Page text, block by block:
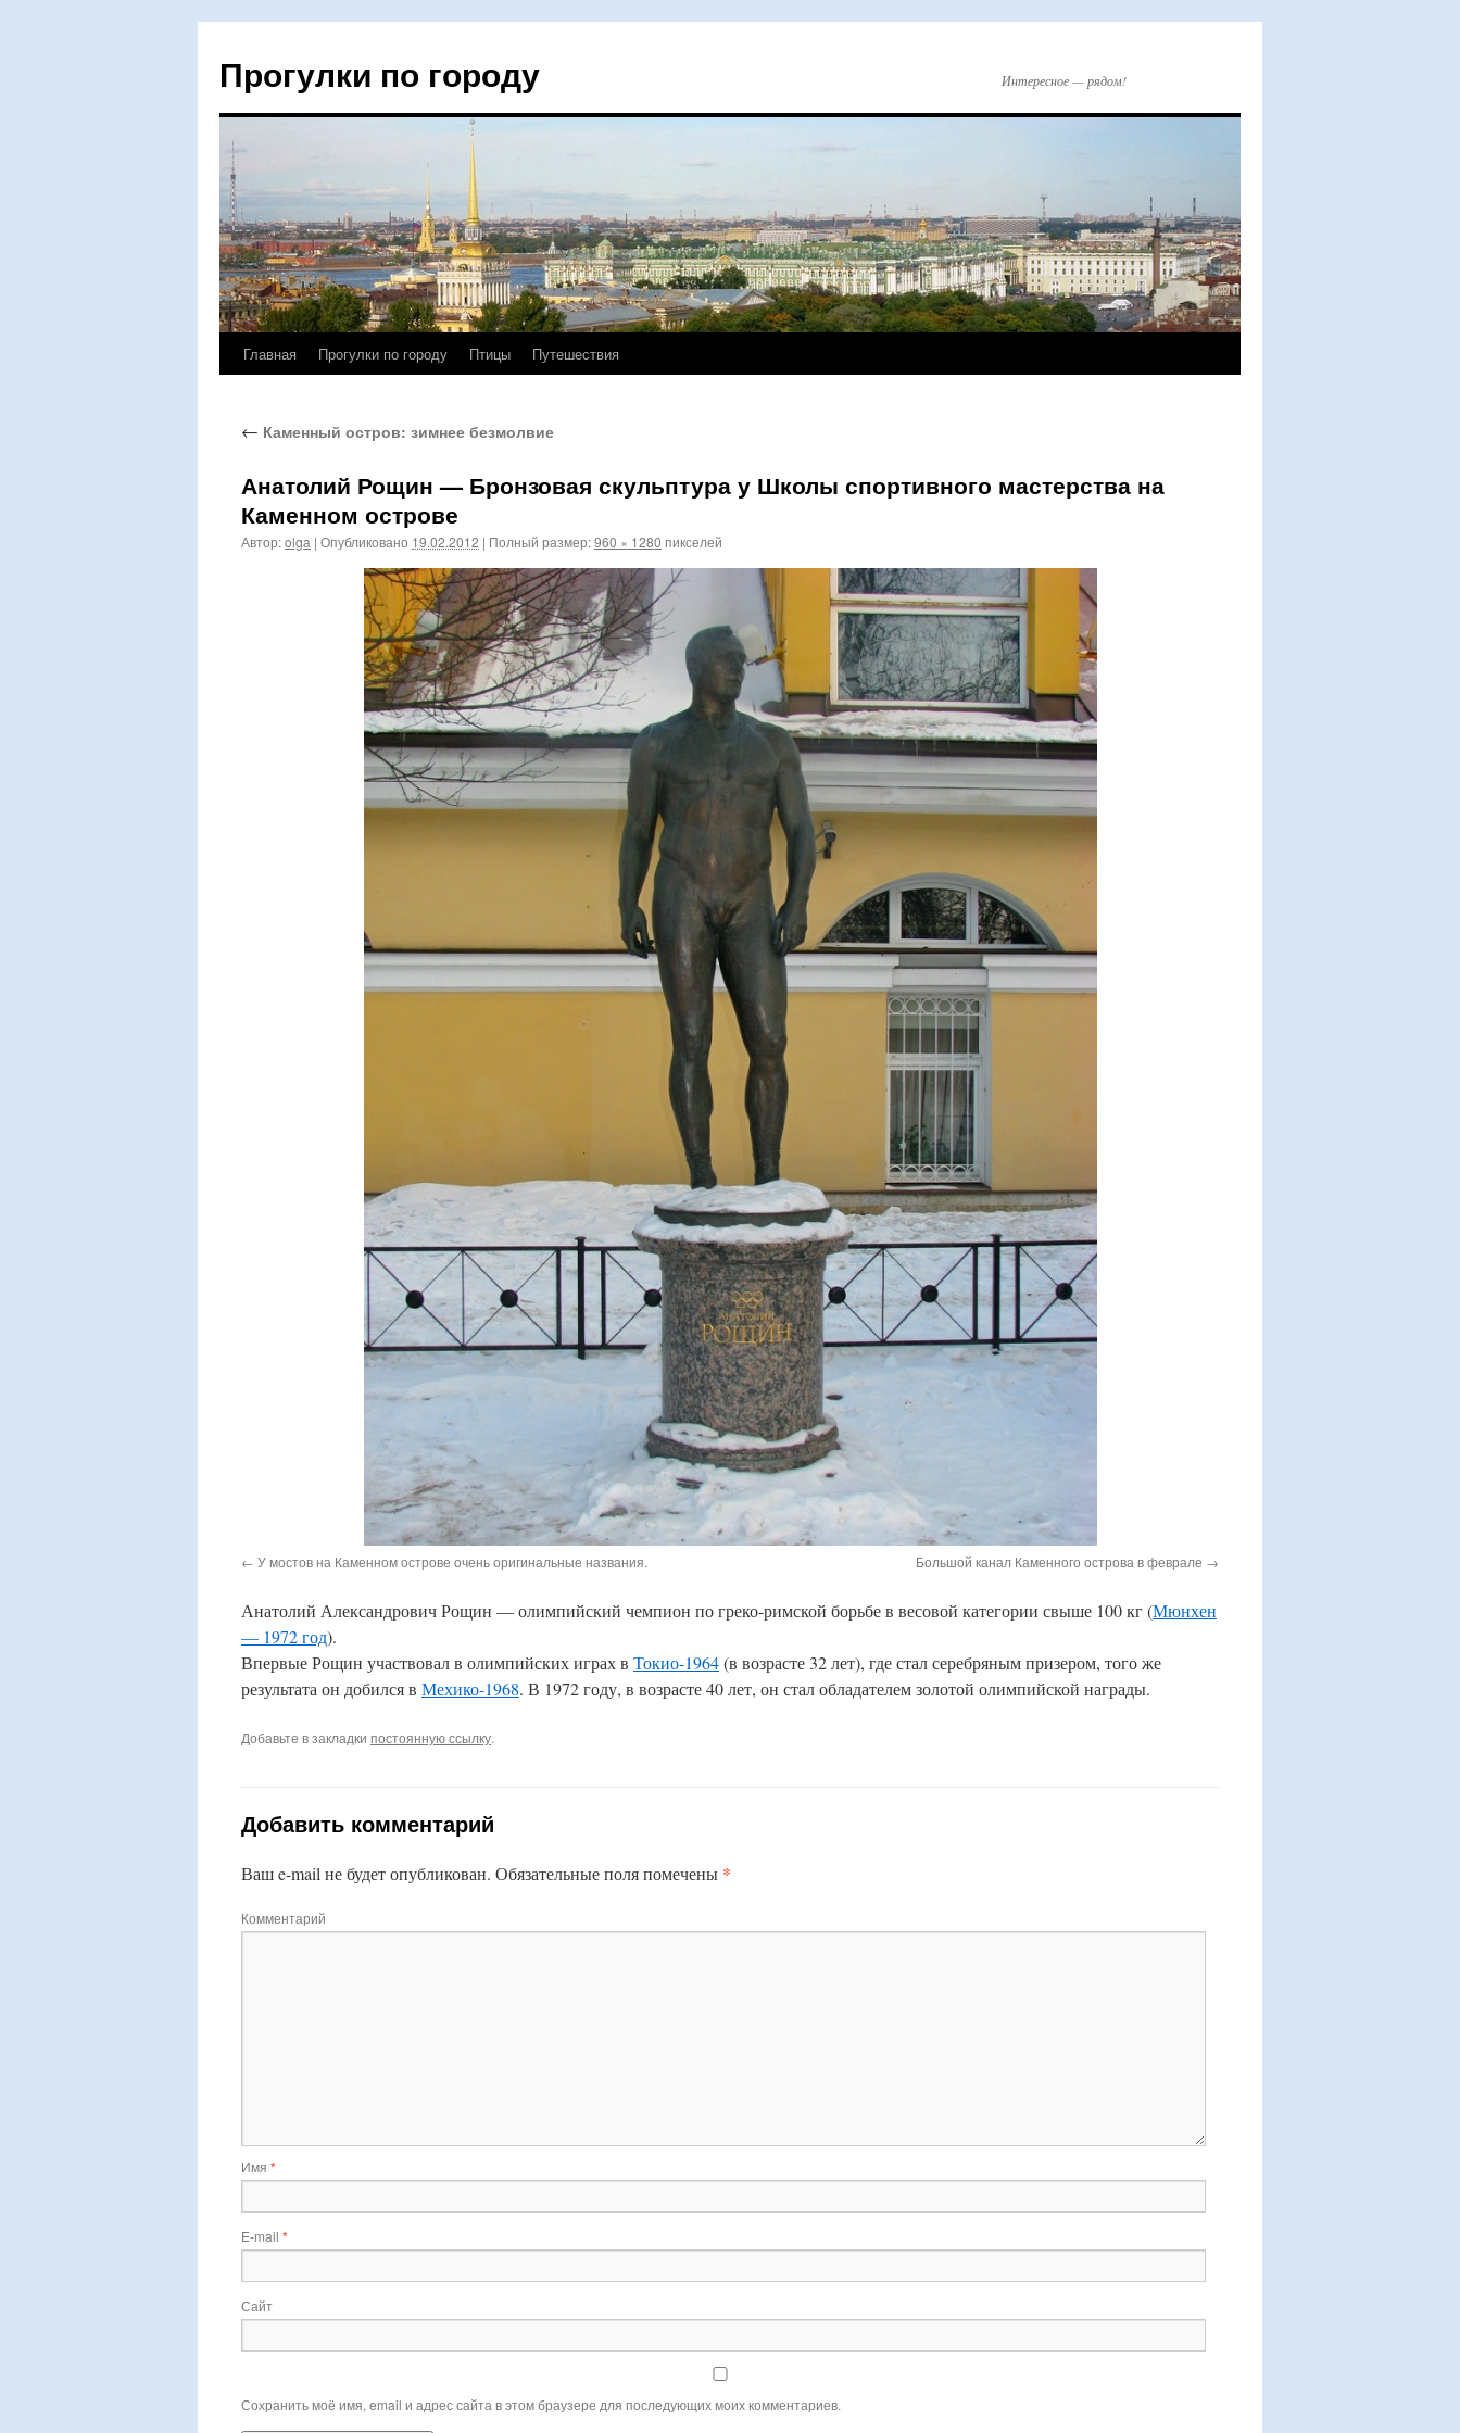
Прогулки по городу Интересное — рядом!
Перейти
содержимому
Главная Прогулки по городу Птицы Путешествия
← Каменный остров: зимнее безмолвие
Анатолий Рощин — Бронзовая скульптура у Школы спортивного мастерства на
Каменном острове
Автор:olga | Опубликовано 19.02.2012 | Полный размер:960 × 1280 пикселей
У мостов на Каменном острове очень оригинальные названия. Большой канал Каменного острова в феврале
Анатолий Александрович Рощин — олимпийский чемпион по греко-римской борьбе в весовой категории свыше 100 кг (Мюнхен
— 1972 год).
Впервые Рощин участвовал в олимпийских играх в Токио-1964(в возрасте 32 лет), где стал серебряным призером, того же
результата он добился в Мехико-1968. В 1972 году, в возрасте 40 лет, он стал обладателем золотой олимпийской награды.
Добавьте в закладки постоянную ссылку.
Добавить комментарий
Ваш e-mail не будет опубликован. Обязательные поля помечены *
Комментарий
Имя *
E-mail *
Сайт
Сохранить моё имя, email и адрес сайта в этом браузере для последующих моих комментариев.